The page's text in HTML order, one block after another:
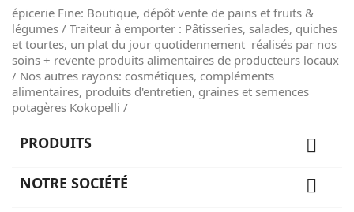
épicerie Fine: Boutique, dépôt vente de pains et fruits &
légumes / Traiteur à emporter : Pâtisseries, salades, quiches
et tourtes, un plat du jour quotidennement réalisés par nos
soins + revente produits alimentaires de producteurs locaux
/ Nos autres rayons: cosmétiques, compléments
alimentaires, produits d'entretien, graines et semences
potagères Kokopelli /
PRODUITS 
NOTRE SOCIÉTÉ 